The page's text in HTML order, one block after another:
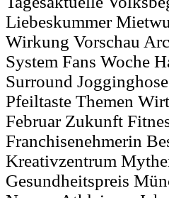
Liebeskummer
Wirkung Vorschau
System Fans Woche
Surround
Pfeiltaste Themen
Februar Zukunft
Franchisenehmerin
Kreativzentrum
Gesundheitspreis